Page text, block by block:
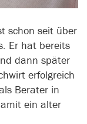
schon seit über
Er hat bereits
dann später
erfolgreich
Berater in
ein alter